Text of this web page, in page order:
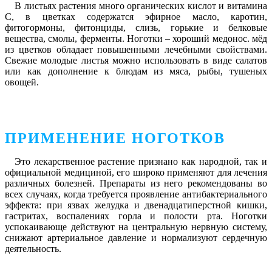
В листьях растения много органических кислот и витамина
C, в цветках содержатся эфирное масло, каротин,
фитогормоны, фитонциды, слизь, горькие и белковые
вещества, смолы, ферменты. Ноготки – хороший медонос. мёд
из цветков обладает повышенными лечебными свойствами.
Свежие молодые листья можно использовать в виде салатов
или как дополнение к блюдам из мяса, рыбы, тушеных
овощей.
ПРИМЕНЕНИЕ НОГОТКОВ
Это лекарственное растение признано как народной, так и
официальной медициной, его широко применяют для лечения
различных болезней. Препараты из него рекомендованы во
всех случаях, когда требуется проявление антибактериального
эффекта: при язвах желудка и двенадцатиперстной кишки,
гастритах, воспалениях горла и полости рта. Ноготки
успокаивающе действуют на центральную нервную систему,
снижают артериальное давление и нормализуют сердечную
деятельность.